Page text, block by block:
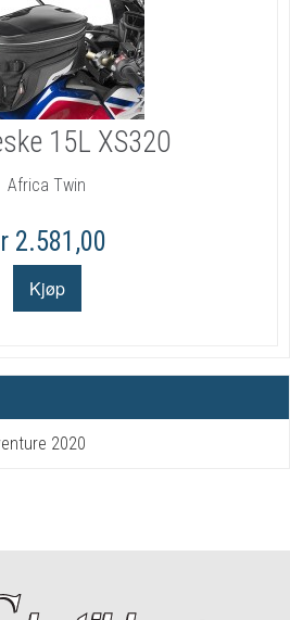
15L XS320
Africa Twin
2.581,00
2020